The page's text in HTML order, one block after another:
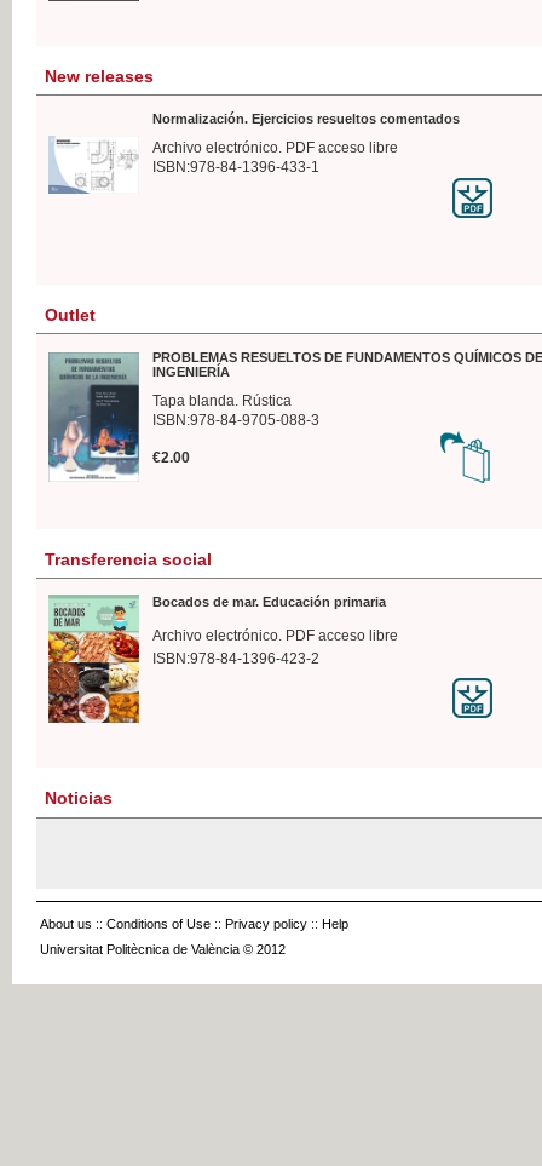
New releases
Normalización. Ejercicios resueltos comentados
Archivo electrónico. PDF acceso libre
ISBN:978-84-1396-433-1
Outlet
PROBLEMAS RESUELTOS DE FUNDAMENTOS QUÍMICOS
INGENIERÍA
Tapa blanda. Rústica
ISBN:978-84-9705-088-3
€2.00
Transferencia social
Bocados de mar. Educación primaria
Archivo electrónico. PDF acceso libre
ISBN:978-84-1396-423-2
Noticias
About us :: Conditions of Use :: Privacy policy :: Help
Universitat Politècnica de València © 2012